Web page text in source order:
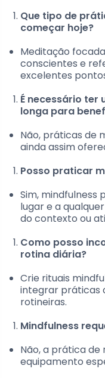
Que tipo de
começar hoje?
Meditação
conscientes e
excelentes
É necessário
longa para
Não, práticas de
ainda assim
Posso praticar
Sim, mindfulness
lugar e a
do contexto ou
Como posso
rotina diária?
Crie rituais
integrar práticas
rotineiras.
Mindfulness
Não, a prática de
equipamento